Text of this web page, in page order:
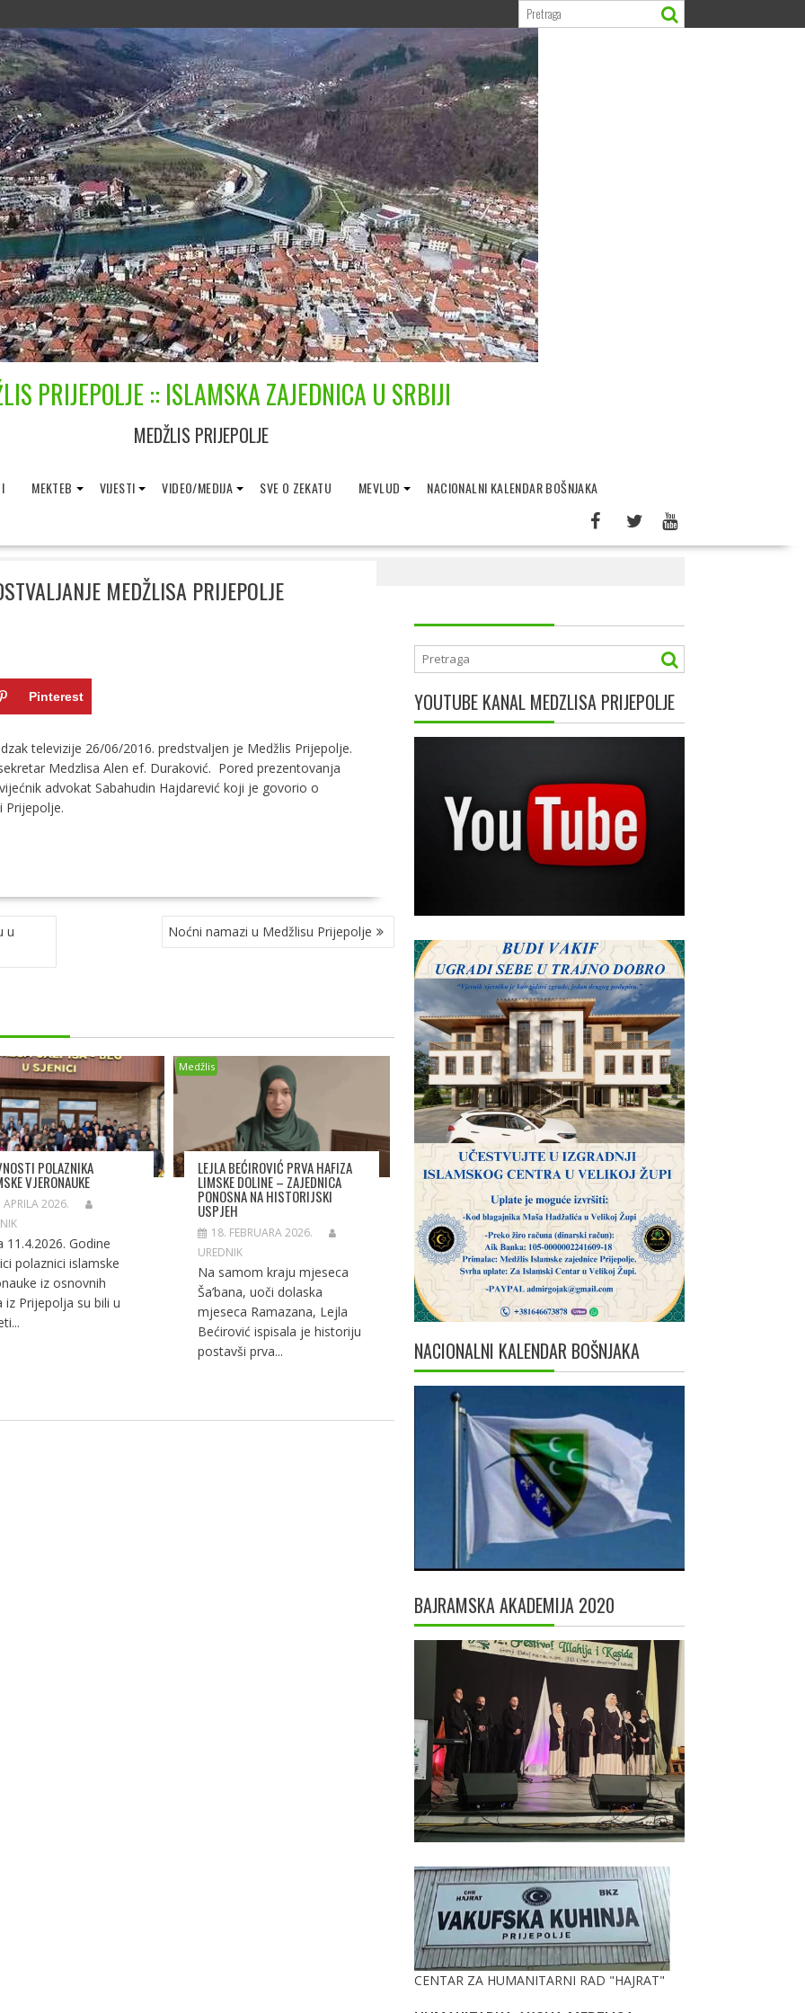
PRIJEPOLJE :: ISLAMSKA ZAJEDNICA U SRBIJI
MEDŽLIS PRIJEPOLJE
MEKTEB VIJESTI VIDEO/MEDIJA SVE O ZEKATU MEVLUD NACIONALNI KALENDAR BOŠNJAKA
MEDŽLISA PRIJEPOLJE
Pinterest
televizije 26/06/2016. predstvaljen je Medžlis Prijepolje.
Medzlisa Alen ef. Duraković. Pored prezentovanja
advokat Sabahudin Hajdarević koji je govorio o
Prijepolje.
u
Noćni namazi u Medžlisu Prijepolje
POLAZNIKA
VJERONAUKE
APRILA 2026.
11.4.2026. Godine
polaznici islamske
iz osnovnih
iz Prijepolja su bili u
Medžlis
LEJLA BEĆIROVIĆ PRVA HAFIZA
LIMSKE DOLINE – ZAJEDNICA
PONOSNA NA HISTORIJSKI
USPJEH
18. FEBRUARA 2026.
UREDNIK
Na samom kraju mjeseca
Ša’bana, uoči dolaska
mjeseca Ramazana, Lejla
Bećirović ispisala je historiju
postavši prva...
YOUTUBE KANAL MEDZLISA PRIJEPOLJE
NACIONALNI KALENDAR BOŠNJAKA
BAJRAMSKA AKADEMIJA 2020
CENTAR ZA HUMANITARNI RAD "HAJRAT"